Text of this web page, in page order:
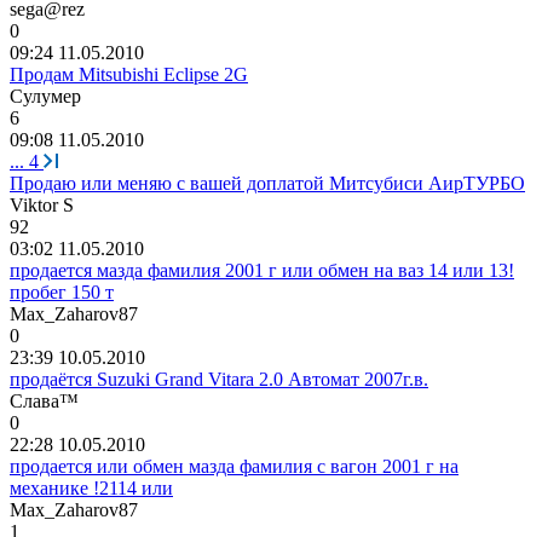
sega@rez
0
09:24 11.05.2010
Продам Mitsubishi Eclipse 2G
Сулумер
6
09:08 11.05.2010
... 4
Продаю или меняю с вашей доплатой Митсубиси АирТУРБО
Viktor S
92
03:02 11.05.2010
продается мазда фамилия 2001 г или обмен на ваз 14 или 13!
пробег 150 т
Max_Zaharov87
0
23:39 10.05.2010
продаётся Suzuki Grand Vitara 2.0 Автомат 2007г.в.
Cлaвa™
0
22:28 10.05.2010
продается или обмен мазда фамилия с вагон 2001 г на
механике !2114 или
Max_Zaharov87
1